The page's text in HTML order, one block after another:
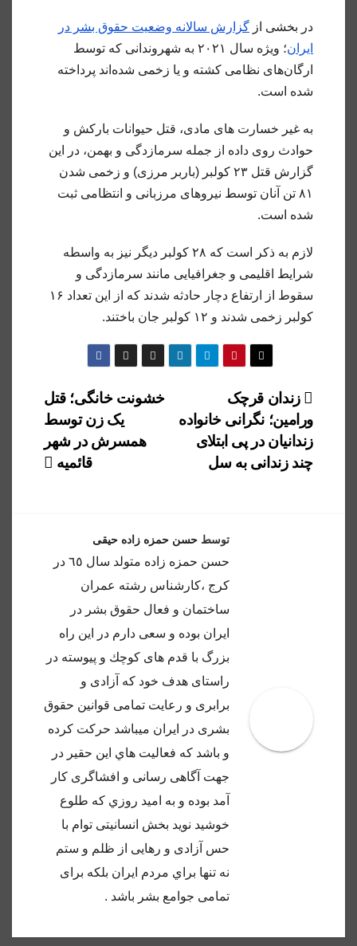
در بخشی از گزارش سالانه وضعیت حقوق بشر در
ایران
؛ ویژه سال ۲۰۲۱ به شهروندانی که توسط
ارگان‌های نظامی کشته و یا زخمی شده‌اند پرداخته
شده است.
به غیر خسارت های مادی، قتل حیوانات بارکش و
حوادث روی داده از جمله سرمازدگی و بهمن، در این
گزارش قتل ۲۳ کولبر (باربر مرزی) و زخمی شدن
۸۱ تن آنان توسط نیروهای مرزبانی و انتظامی ثبت
شده است.
لازم به ذکر است که ۲۸ کولبر دیگر نیز به واسطه
شرایط اقلیمی و جغرافیایی مانند سرمازدگی و
سقوط از ارتفاع دچار حادثه شدند که از این تعداد ۱۶
کولبر زخمی شدند و ۱۲ کولبر جان باختند.
راهبری
نوشته
خشونت خانگی؛ قتل
یک زن توسط
همسرش در شهر
قائمیه
زندان قرچک
ورامین؛ نگرانی خانواده
زندانیان در پی ابتلای
چند زندانی به سل
توسط حسن حمزه زاده حیقی
حسن حمزه زاده متولد سال ٦٥ در
كرج ،كارشناس رشته عمران
ساختمان و فعال حقوق بشر در
ايران بوده و سعى دارم در اين راه
بزرگ با قدم هاى كوچك و پيوسته در
راستاى هدف خود كه آزادى و
برابرى و رعايت تمامى قوانين حقوق
بشرى در ايران ميباشد حركت كرده
و باشد كه فعاليت هاي اين حقير در
جهت آگاهى رسانى و افشاگرى كار
آمد بوده و به اميد روزي كه طلوع
خوشيد نويد بخش انسانيتى توام با
حس آزادى و رهايى از ظلم و ستم
نه تنها براي مردم ايران بلكه براى
تمامى جوامع بشر باشد .